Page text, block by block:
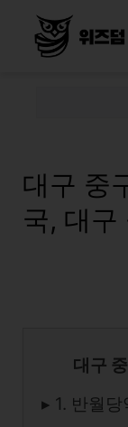
대구 중
국, 대구
대구
▸ 1. 반월당